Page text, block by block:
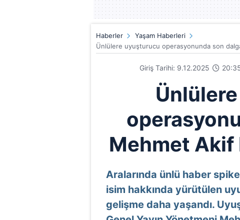
Haberler
Yaşam Haberleri
Ünlülere uyuşturucu operasyonunda son
Giriş Tarihi: 9.12.2025
Mehmet Akif
Aralarında ünlü haber
isim hakkında yürütülen
gelişme daha yaşandı.